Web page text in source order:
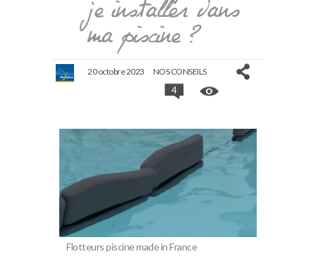
je installer dans
ma piscine ?
20 octobre 2023 NOS CONSEILS
4
Flotteurs piscine made in France